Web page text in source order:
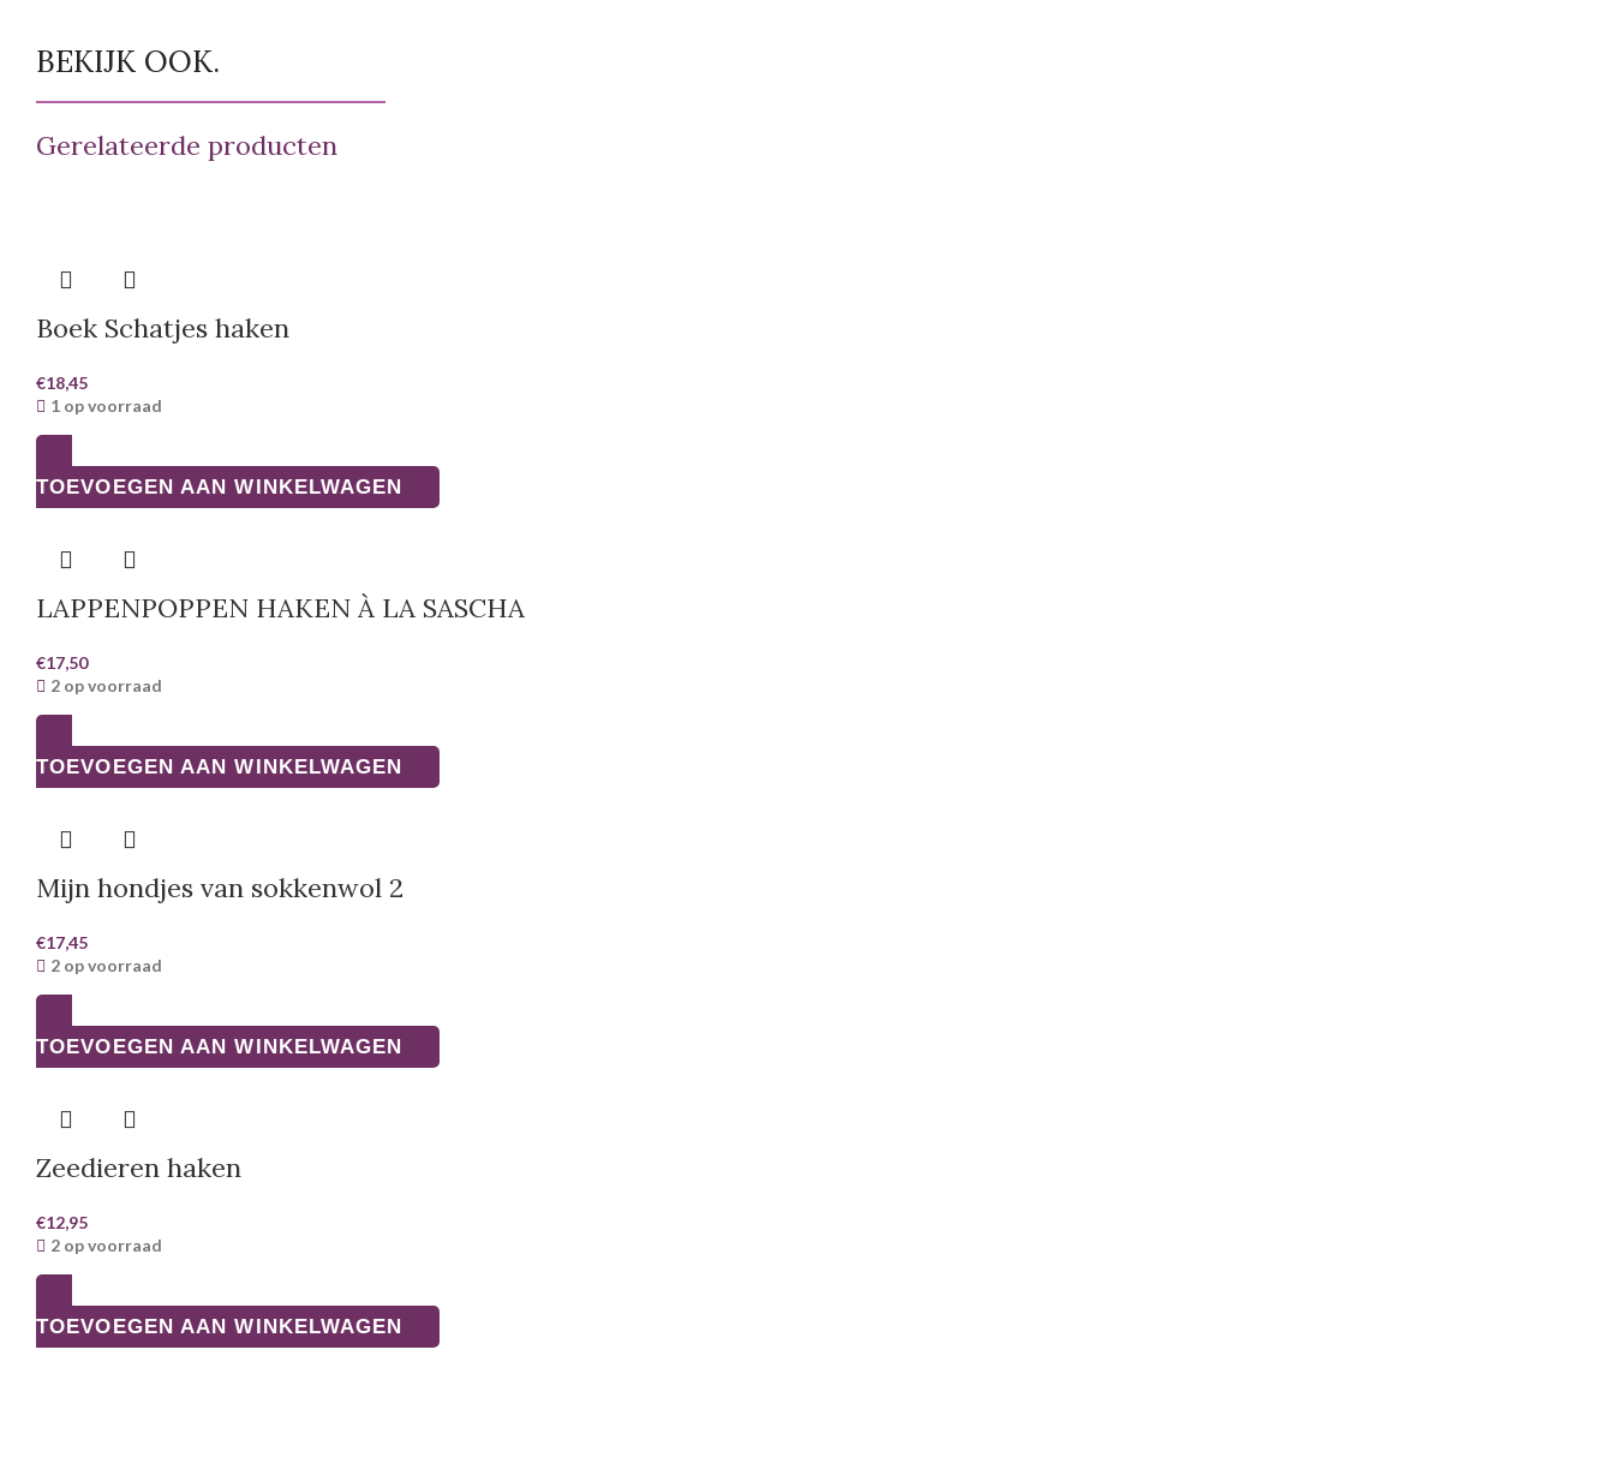
BEKIJK OOK.
Gerelateerde producten
Boek Schatjes haken
€18,45
1 op voorraad
TOEVOEGEN AAN WINKELWAGEN
LAPPENPOPPEN HAKEN À LA SASCHA
€17,50
2 op voorraad
TOEVOEGEN AAN WINKELWAGEN
Mijn hondjes van sokkenwol 2
€17,45
2 op voorraad
TOEVOEGEN AAN WINKELWAGEN
Zeedieren haken
€12,95
2 op voorraad
TOEVOEGEN AAN WINKELWAGEN